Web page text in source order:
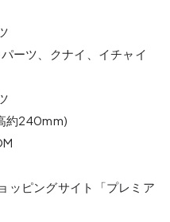
クナイ、イチャイ
約240mm)
ッピングサイト「プレミア